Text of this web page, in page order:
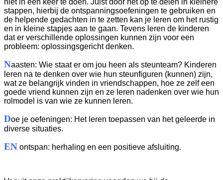
niet in één keer te doen. Juist door het op te delen in kleinere
stappen, hierbij de ontspanningsoefeningen te gebruiken en
de helpende gedachten in te zetten kan je leren om het rustig
en in kleine stapjes aan te gaan. Tevens leren de kinderen
dat er verschillende oplossingen kunnen zijn voor een
probleem: oplossingsgericht denken.
Naasten: Wie staat er om jou heen als steunteam? Kinderen
leren na te denken over wie hun steunfiguren (kunnen) zijn,
wat ze belangrijk vinden in vriendschappen, hoe ze zelf een
goede vriend kunnen zijn en ze leren nadenken over wie hun
rolmodel is van wie ze kunnen leren.
Doe je oefeningen: Het leren toepassen van het geleerde in
diverse situaties.
EN ontspan: herhaling en een positieve afsluiting.